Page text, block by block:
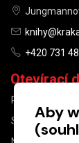
+420 731
Otevírací
PO–PÁ
SO
Aby